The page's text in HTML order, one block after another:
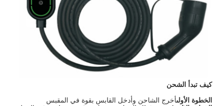
كيف تبدأ الشحن
الخطوة الأولىأخرج الشاحن وأدخل القابس بقوة في المقبس